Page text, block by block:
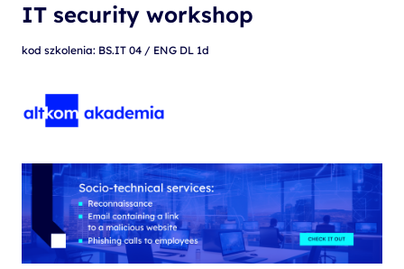
IT security workshop
kod szkolenia: BS.IT 04 / ENG DL 1d